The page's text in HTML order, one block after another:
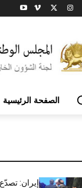
الصفحة الرئيسية
إيران: